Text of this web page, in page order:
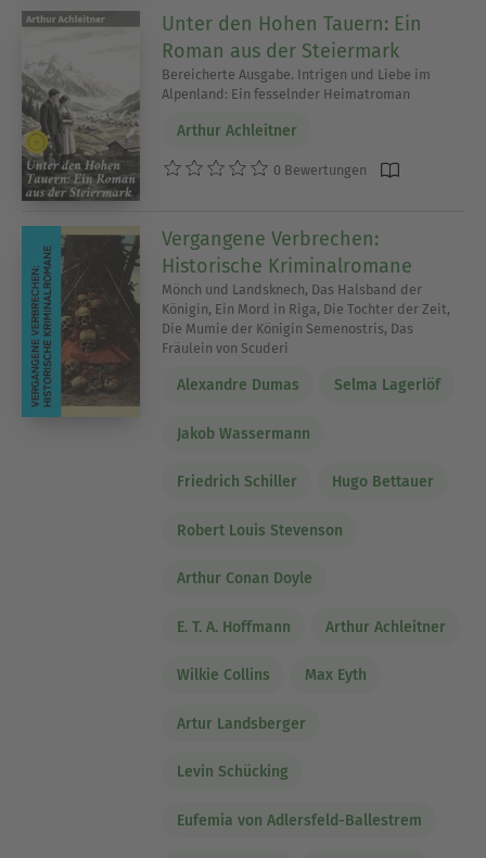
Unter den Hohen Tauern: Ein
Roman aus der Steiermark
Bereicherte Ausgabe. Intrigen und Liebe im
Alpenland: Ein fesselnder Heimatroman
Arthur Achleitner
0 Bewertungen
Vergangene Verbrechen:
Historische Kriminalromane
Mönch und Landsknech, Das Halsband der
Königin, Ein Mord in Riga, Die Tochter der Zeit,
Die Mumie der Königin Semenostris, Das
Fräulein von Scuderi
Alexandre Dumas Selma Lagerlöf
Jakob Wassermann
Friedrich Schiller Hugo Bettauer
Robert Louis Stevenson
Arthur Conan Doyle
E. T. A. Hoffmann Arthur Achleitner
Wilkie Collins Max Eyth
Artur Landsberger
Levin Schücking
Eufemia von Adlersfeld-Ballestrem